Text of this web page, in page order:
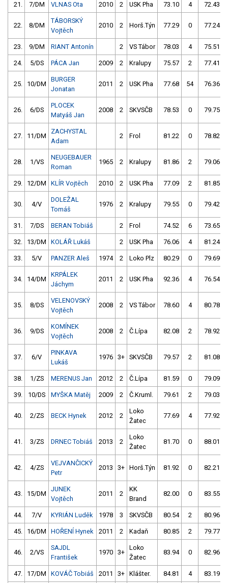
21. 7/DM VLNAS Ota 2010 2 USK Pha 73.10 4 72.43
22. 8/DM
TÁBORSKÝ
Vojtěch
2010 2 Horš.Týn 77.29 0 77.24
23. 9/DM RIANT Antonín 2 VS Tábor 78.03 4 75.51
24. 5/DS PÁCA Jan 2009 2 Kralupy 75.57 2 77.41
25. 10/DM
BURGER
Jonatan
2011 2 USK Pha 77.68 54 76.36
26. 6/DS
PLOCEK
Matyáš Jan
2008 2 SKVSČB 78.53 0 79.75
27. 11/DM
ZACHYSTAL
Adam
2 Frol 81.22 0 78.82
28. 1/VS
NEUGEBAUER
Roman
1965 2 Kralupy 81.86 2 79.06
29. 12/DM KLÍR Vojtěch 2010 2 USK Pha 77.09 2 81.85
30. 4/V
DOLEŽAL
Tomáš
1976 2 Kralupy 79.55 0 79.42
31. 7/DS BERAN Tobiáš 2 Frol 74.52 6 73.65
32. 13/DM KOLÁŘ Lukáš 2 USK Pha 76.06 4 81.24
33. 5/V PANZER Aleš 1974 2 Loko Plz 80.29 0 79.69
34. 14/DM
KRPÁLEK
Jáchym
2011 2 USK Pha 92.36 4 76.54
35. 8/DS
VELENOVSKÝ
Vojtěch
2008 2 VS Tábor 78.60 4 80.78
36. 9/DS
KOMÍNEK
Vojtěch
2008 2 Č.Lípa 82.08 2 78.92
37. 6/V
PINKAVA
Lukáš
1976 3+ SKVSČB 79.57 2 81.08
38. 1/ZS MERENUS Jan 2012 2 Č.Lípa 81.59 0 79.09
39. 10/DS MYŠKA Matěj 2009 2 Č.Kruml. 79.61 2 79.03
40. 2/ZS BECK Hynek 2012 2
Loko
Žatec
77.69 4 77.92
41. 3/ZS DRNEC Tobiáš 2013 2
Loko
Žatec
81.70 0 88.01
42. 4/ZS
VEJVANČICKÝ
Petr
2013 3+ Horš.Týn 81.92 0 82.21
43. 15/DM
JUNEK
Vojtěch
2011 2
KK
Brand
82.00 0 83.55
44. 7/V KYRIÁN Luděk 1978 3 SKVSČB 80.54 2 80.96
45. 16/DM HOŘENÍ Hynek 2011 2 Kadaň 80.85 2 79.77
46. 2/VS
SAJDL
František
1970 3+
Loko
Žatec
83.94 0 82.96
47. 17/DM KOVÁČ Tobiáš 2011 3+ Klášter. 84.81 4 83.19